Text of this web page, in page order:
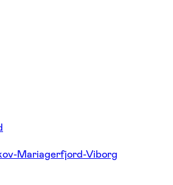
Mariagerfjord-Viborg